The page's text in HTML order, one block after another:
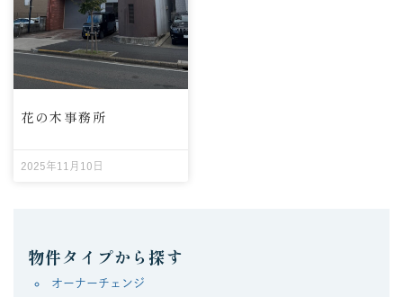
花の木事務所
2025年11月10日
物件タイプから探す
オーナーチェンジ